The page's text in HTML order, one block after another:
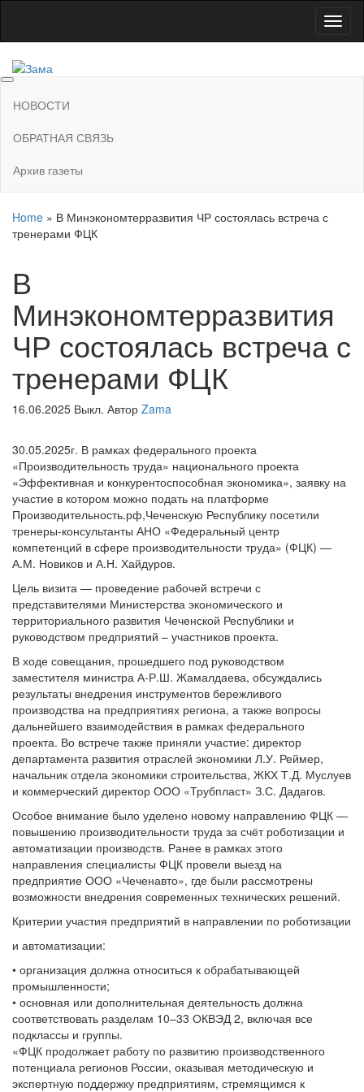
the
content
Зама
Газета Шалинского района "Зама"
НОВОСТИ
ОБРАТНАЯ СВЯЗЬ
Архив газеты
Home » В Минэкономтерразвития ЧР состоялась встреча с
тренерами ФЦК
В
Минэкономтерразвития
ЧР состоялась встреча с
тренерами ФЦК
16.06.2025 Выкл. Автор Zama
30.05.2025г. В рамках федерального проекта
«Производительность труда» национального проекта
«Эффективная и конкурентоспособная экономика», заявку на
участие в котором можно подать на платформе
Производительность.рф,Чеченскую Республику посетили
тренеры-консультанты АНО «Федеральный центр
компетенций в сфере производительности труда» (ФЦК) —
А.М. Новиков и А.Н. Хайдуров.
Цель визита — проведение рабочей встречи с
представителями Министерства экономического и
территориального развития Чеченской Республики и
руководством предприятий – участников проекта.
В ходе совещания, прошедшего под руководством
заместителя министра А-Р.Ш. Жамалдаева, обсуждались
результаты внедрения инструментов бережливого
производства на предприятиях региона, а также вопросы
дальнейшего взаимодействия в рамках федерального
проекта. Во встрече также приняли участие: директор
департамента развития отраслей экономики Л.У. Реймер,
начальник отдела экономики строительства, ЖКХ Т.Д. Муслуев
и коммерческий директор ООО «Трубпласт» З.С. Дадагов.
Особое внимание было уделено новому направлению ФЦК —
повышению производительности труда за счёт роботизации и
автоматизации производств. Ранее в рамках этого
направления специалисты ФЦК провели выезд на
предприятие ООО «Чеченавто», где были рассмотрены
возможности внедрения современных технических решений.
Критерии участия предприятий в направлении по роботизации
и автоматизации:
• организация должна относиться к обрабатывающей
промышленности;
• основная или дополнительная деятельность должна
соответствовать разделам 10–33 ОКВЭД 2, включая все
подклассы и группы.
«ФЦК продолжает работу по развитию производственного
потенциала регионов России, оказывая методическую и
экспертную поддержку предприятиям, стремящимся к